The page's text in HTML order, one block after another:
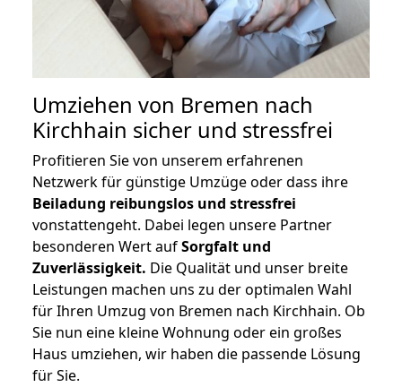
Umziehen von Bremen nach
Kirchhain sicher und stressfrei
Profitieren Sie von unserem erfahrenen
Netzwerk für günstige Umzüge oder dass ihre
Beiladung reibungslos und stressfrei
vonstattengeht. Dabei legen unsere Partner
besonderen Wert aufSorgfalt und
Zuverlässigkeit. Die Qualität und unser breite
Leistungen machen uns zu der optimalen Wahl
für Ihren Umzug von Bremen nach Kirchhain. Ob
Sie nun eine kleine Wohnung oder ein großes
Haus umziehen, wir haben die passende Lösung
für Sie.